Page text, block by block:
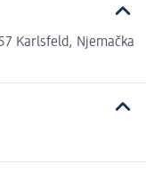
Karlsfeld, Njemačka